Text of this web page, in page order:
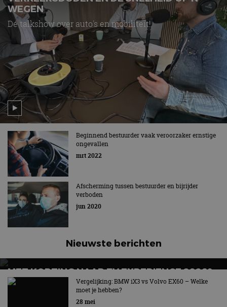
WEGEN
Dé talkshow over auto's en mobiliteit!
Beginnend bestuurder vaak veroorzaker ernstige
ongevallen
mrt 2022
Afscherming tussen bestuurder en bijrijder
verboden
jun 2020
Nieuwste berichten
MET KORTING NAAR EV EXPERIENCE 2026?
AUTORAI REGELT HET!
EV Experience 2026 van 24 tot 26 september
Vergelijking: BMW iX3 vs Volvo EX60 – Welke
moet je hebben?
28 mei